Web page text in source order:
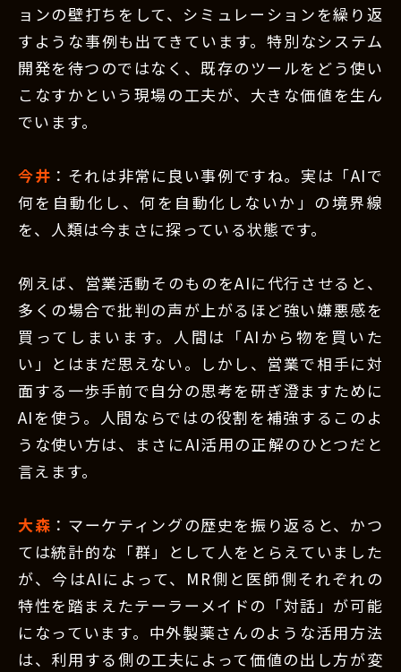
ョンの壁打ちをして、シミュレーションを繰り返
すような事例も出てきています。特別なシステム
開発を待つのではなく、既存のツールをどう使い
こなすかという現場の工夫が、大きな価値を生ん
でいます。
今井 ：それは非常に良い事例ですね。実は「AIで
何を自動化し、何を自動化しないか」の境界線
を、人類は今まさに探っている状態です。
例えば、営業活動そのものをAIに代行させると、
多くの場合で批判の声が上がるほど強い嫌悪感を
買ってしまいます。人間は「AIから物を買いた
い」とはまだ思えない。しかし、営業で相手に対
面する一歩手前で自分の思考を研ぎ澄ますために
AIを使う。人間ならではの役割を補強するこのよ
うな使い方は、まさにAI活用の正解のひとつだと
言えます。
大森 ：マーケティングの歴史を振り返ると、かつ
ては統計的な「群」として人をとらえていました
が、今はAIによって、MR側と医師側それぞれの
特性を踏まえたテーラーメイドの「対話」が可能
になっています。中外製薬さんのような活用方法
は、利用する側の工夫によって価値の出し方が変